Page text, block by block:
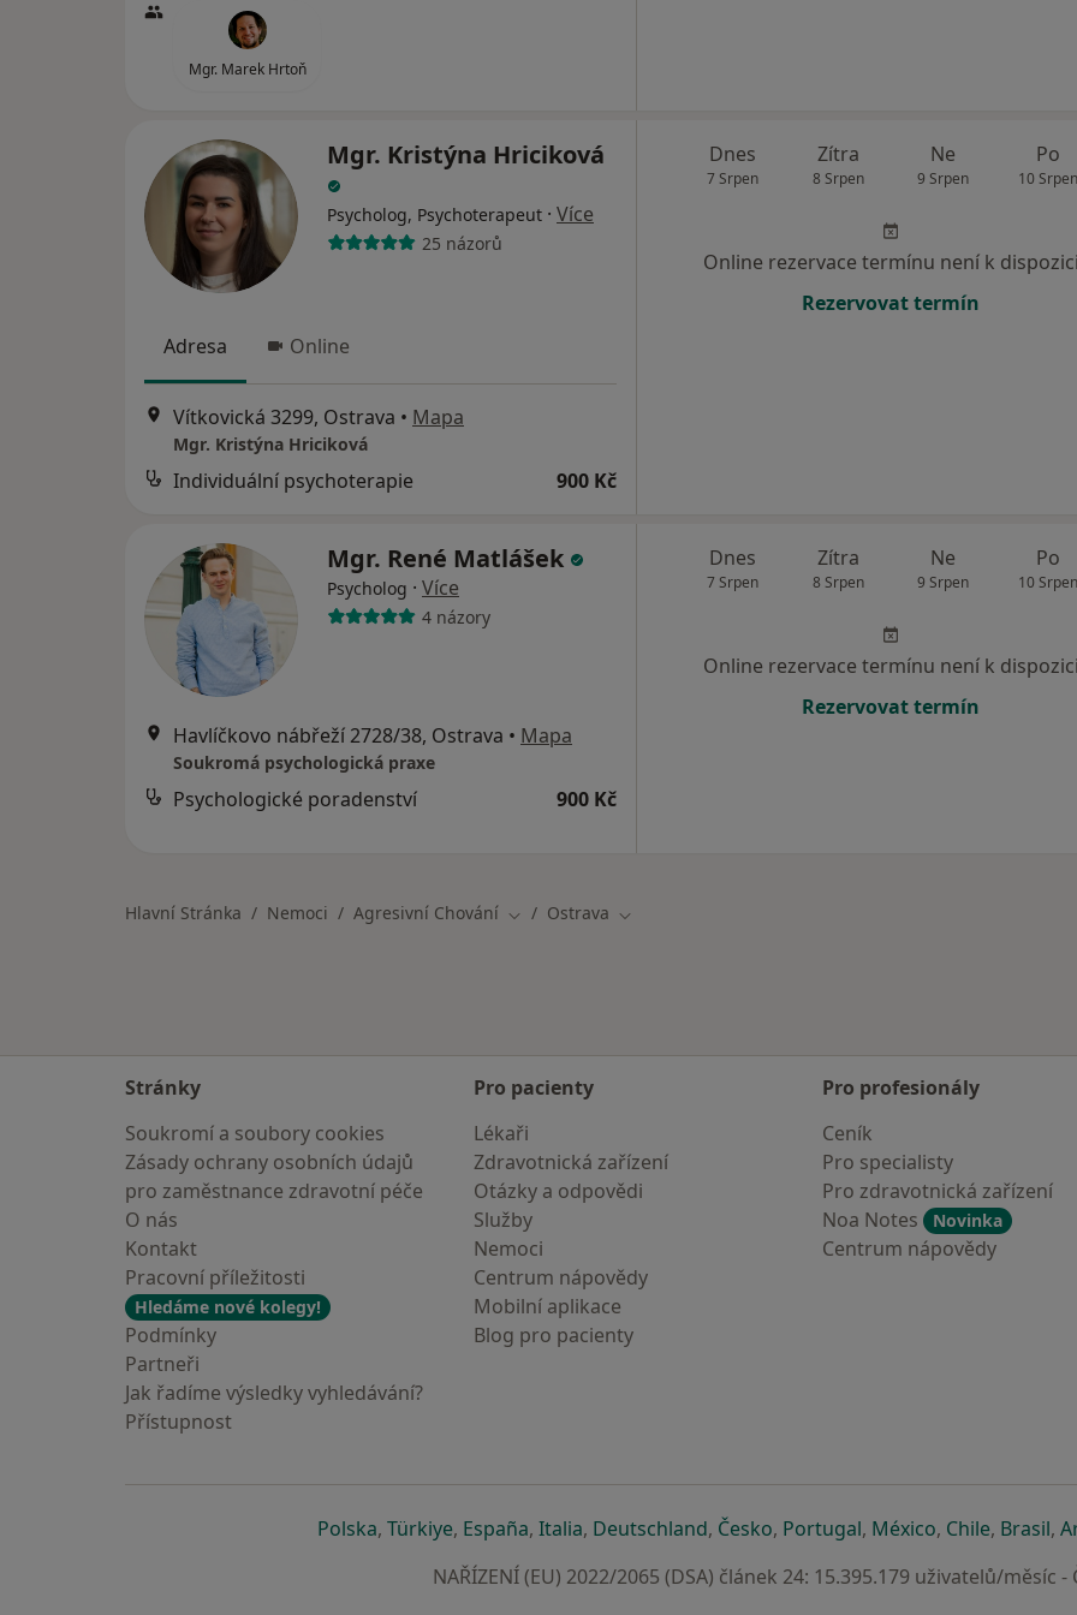
Mgr. Marek Hrtoň
Mgr. Kristýna Hriciková
Psycholog, Psychoterapeut · Více
25 názorů
Adresa Online
Vítkovická 3299, Ostrava • Mapa
Mgr. Kristýna Hriciková
Individuální psychoterapie 900 Kč
Dnes
7 Srpen
Zítra
8 Srpen
Ne
9 Srpen
Po
10 Srpen
Online rezervace termínu není k dispozici
Rezervovat termín
Mgr. René Matlášek
Psycholog · Více
4 názory
Havlíčkovo nábřeží 2728/38, Ostrava • Mapa
Soukromá psychologická praxe
Psychologické poradenství 900 Kč
Dnes
7 Srpen
Zítra
8 Srpen
Ne
9 Srpen
Po
10 Srpen
Online rezervace termínu není k dispozici
Rezervovat termín
Hlavní Stránka Nemoci Agresivní Chování Změna města
Ostrava Změna města
Stránky
Soukromí a soubory cookies
Zásady ochrany osobních údajů
pro zaměstnance zdravotní péče
O nás
Kontakt
Pracovní příležitosti
Hledáme nové kolegy!
Podmínky
Partneři
Jak řadíme výsledky vyhledávání?
Přístupnost
Pro pacienty
Lékaři
Zdravotnická zařízení
Otázky a odpovědi
Služby
Nemoci
Centrum nápovědy
Mobilní aplikace
Blog pro pacienty
Pro profesionály
Ceník
Pro specialisty
Pro zdravotnická zařízení
Noa Notes
Novinka
Centrum nápovědy
Polskase otevře v nové záložce
, Türkiyese otevře v nové záložce
, Españase otevře v nové záložce
, Italiase otevře v nové záložce
, Deutschlandse otevře v nové záložce
, Českose otevře v nové záložce
, Portugalse otevře v nové
, Méxicose otevře v
, Chilese otevře
, Brasilse
,
NAŘÍZENÍ (EU) 2022/2065 (DSA) článek 24: 15.395.179 uživatelů/měsíc -